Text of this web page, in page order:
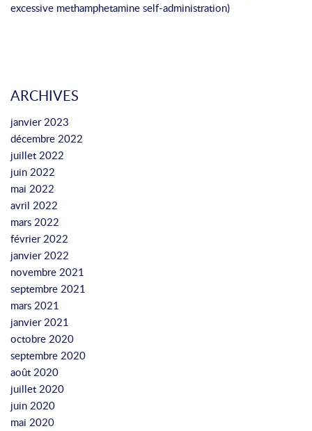
excessive methamphetamine self-administration)
ARCHIVES
janvier 2023
décembre 2022
juillet 2022
juin 2022
mai 2022
avril 2022
mars 2022
février 2022
janvier 2022
novembre 2021
septembre 2021
mars 2021
janvier 2021
octobre 2020
septembre 2020
août 2020
juillet 2020
juin 2020
mai 2020